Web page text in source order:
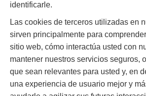
identificarle.
Las cookies de terceros utilizadas en
sirven principalmente para
sitio web, cómo interactúa usted con
mantener nuestros servicios seguros,
que sean relevantes para usted y, en
una experiencia de usuario mejor y